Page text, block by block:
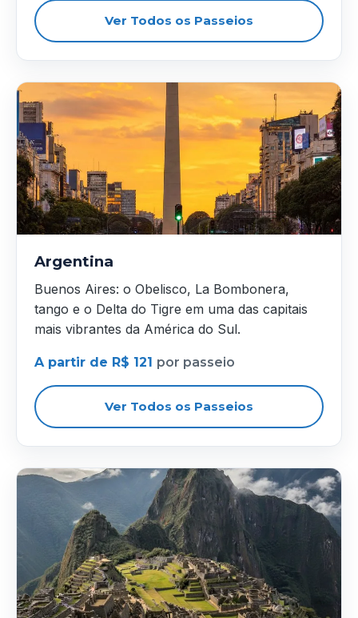
Ver Todos os Passeios
Argentina
Buenos Aires: o Obelisco, La Bombonera,
tango e o Delta do Tigre em uma das capitais
mais vibrantes da América do Sul.
A partir de R$ 121 por passeio
Ver Todos os Passeios